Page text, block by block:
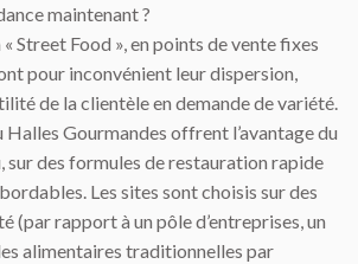
maintenant ?
Street Food », en points de vente fixes
pour inconvénient leur dispersion,
de la clientèle en demande de variété.
Halles Gourmandes offrent l’avantage du
sur des formules de restauration rapide
Les sites sont choisis sur des
(par rapport à un pôle d’entreprises, un
alimentaires traditionnelles par